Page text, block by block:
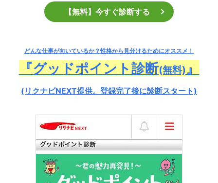
【無料】今すぐ診断する
どんな仕事が向いているか？性格から見分けるためにオススメ！
『グッドポイント診断(無料)』
(リクナビNEXT提供。登録完了後に診断スタート)